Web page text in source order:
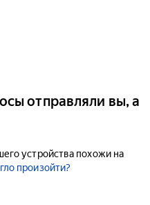
отправляли вы, а
устройства похожи на
произойти?